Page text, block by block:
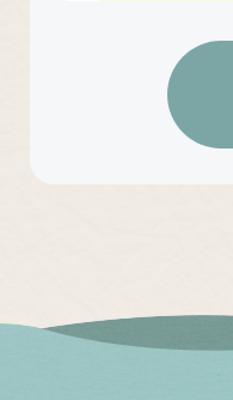
【7/26
～デザ
第5弾
タンプ